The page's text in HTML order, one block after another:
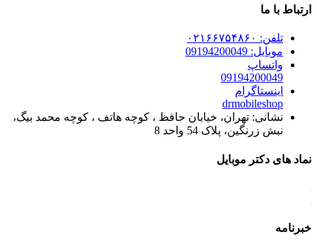
ارتباط با ما
تلفن: ۰۲۱۶۶۷۵۴۸۶۰
موبایل: 09194200049
واتساپ
09194200049
اینستاگرام
drmobileshop
نشانی: تهران، خیابان حافظ ، کوچه هاتف ، کوچه محمد بیگ،
نبش زرنگین، پلاک 54 واحد 8
نماد های دکتر موبایل
خبرنامه